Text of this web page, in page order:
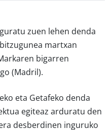
zuen lehen denda
martxan
bigarren
(Madril).
eta Getafeko denda
egiteaz arduratu den
desberdinen inguruko